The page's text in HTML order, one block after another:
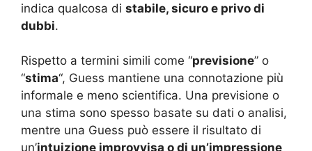
indica qualcosa di stabile, sicuro e privo di
dubbi.
Rispetto a termini simili come “previsione” o
“stima“, Guess mantiene una connotazione più
informale e meno scientifica. Una previsione o
una stima sono spesso basate su dati o analisi,
mentre una Guess può essere il risultato di
un’intuizione improvvisa o di un’impressione